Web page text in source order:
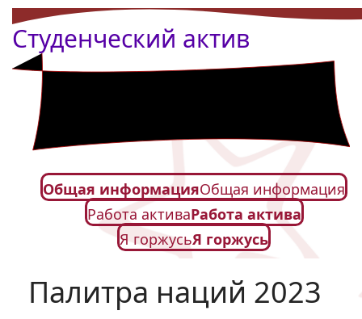
Студенческий актив
Общая информацияОбщая информация
Работа активаРабота актива
Я горжусьЯ горжусь
Палитра наций 2023